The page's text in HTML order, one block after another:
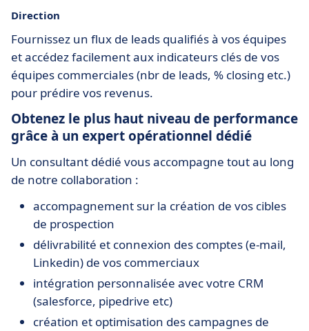
Direction
Fournissez un flux de leads qualifiés à vos équipes
et accédez facilement aux indicateurs clés de vos
équipes commerciales (nbr de leads, % closing etc.)
pour prédire vos revenus.
Obtenez le plus haut niveau de performance
grâce à un expert opérationnel dédié
Un consultant dédié vous accompagne tout au long
de notre collaboration :
accompagnement sur la création de vos cibles
de prospection
délivrabilité et connexion des comptes (e-mail,
Linkedin) de vos commerciaux
intégration personnalisée avec votre CRM
(salesforce, pipedrive etc)
création et optimisation des campagnes de